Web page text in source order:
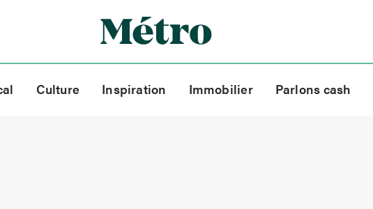
Culture Inspiration Immobilier Parlons cash